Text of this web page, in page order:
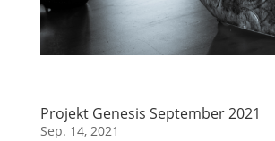
Projekt Genesis September 2021
Sep. 14, 2021